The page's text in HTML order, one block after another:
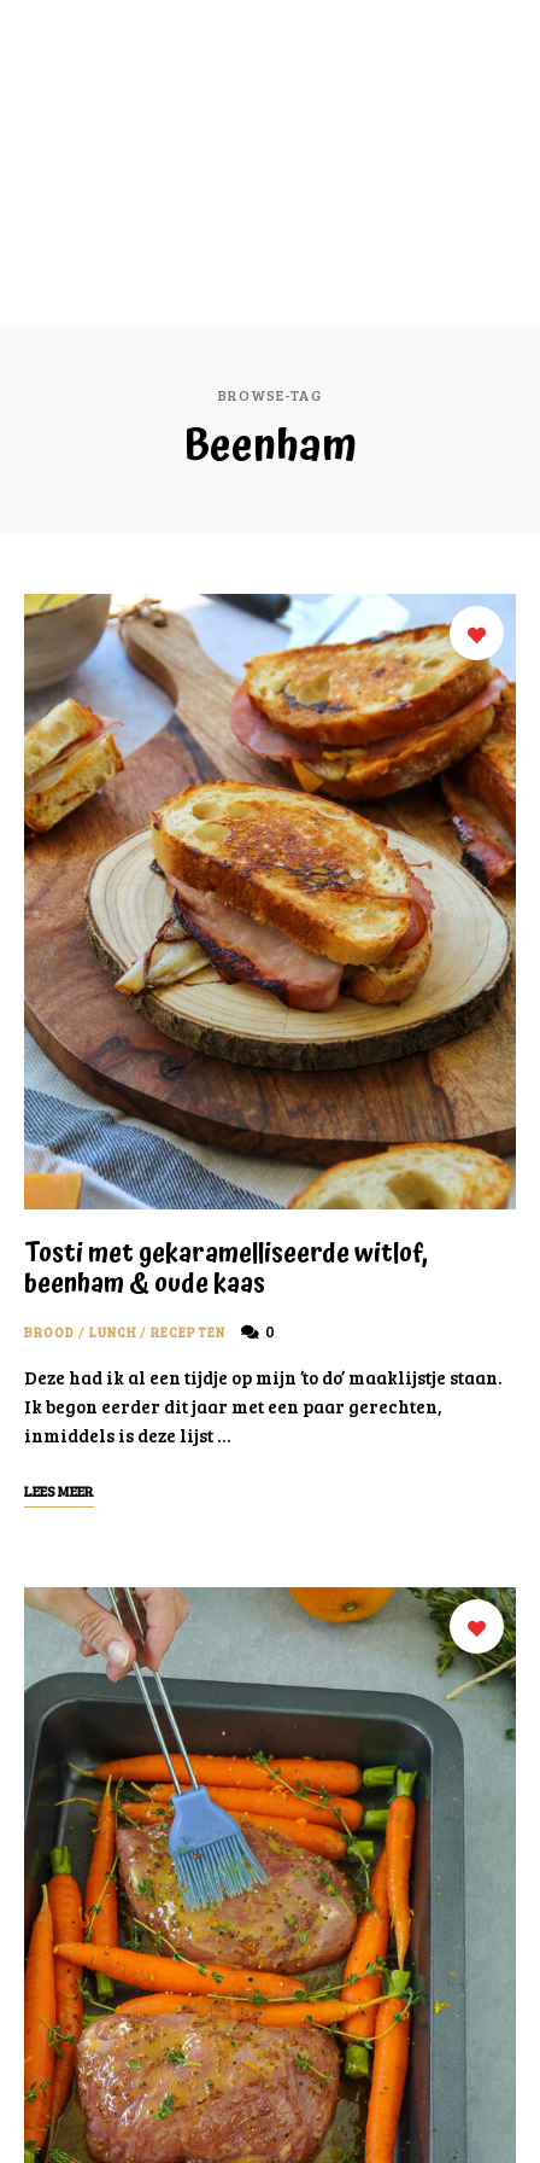
BROWSE-TAG
Beenham
Tosti met gekaramelliseerde witlof,
beenham & oude kaas
BROOD / LUNCH / RECEPTEN 0
Deze had ik al een tijdje op mijn ’to do’ maaklijstje staan.
Ik begon eerder dit jaar met een paar gerechten,
inmiddels is deze lijst …
LEES MEER